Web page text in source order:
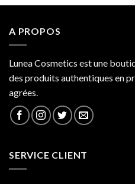
A PROPOS
Lunea Cosmetics est une
des produits authentiques en
agrées.
SERVICE CLIENT